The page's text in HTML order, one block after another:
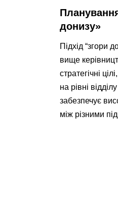
донизу»
Підхід “згори
вище
стратегічні
на рівні
забезпечує
між різними